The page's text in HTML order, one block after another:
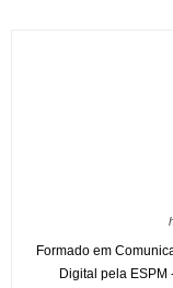
Formado em
Digital pela ESPM